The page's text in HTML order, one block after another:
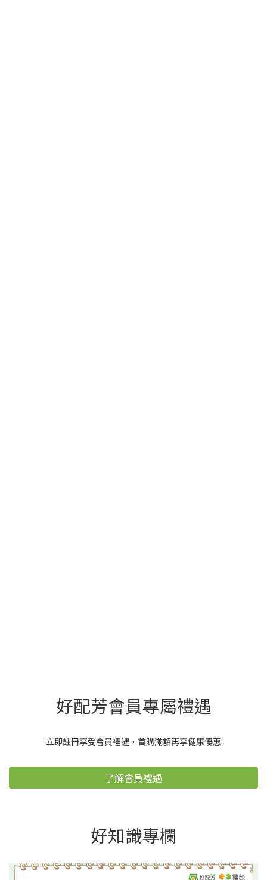
好配芳會員專屬禮遇
立即註冊享受會員禮遇，首購滿額再享健康優惠
了解會員禮遇
好知識專欄